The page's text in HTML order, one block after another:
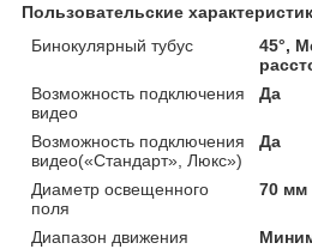
Пользовательские
Бинокулярный тубус
45°,
Возможность подключения
видео
Да
Возможность подключения
видео(«Стандарт», Люкс»)
Да
Диаметр освещенного
поля
70 мм
Диапазон движения